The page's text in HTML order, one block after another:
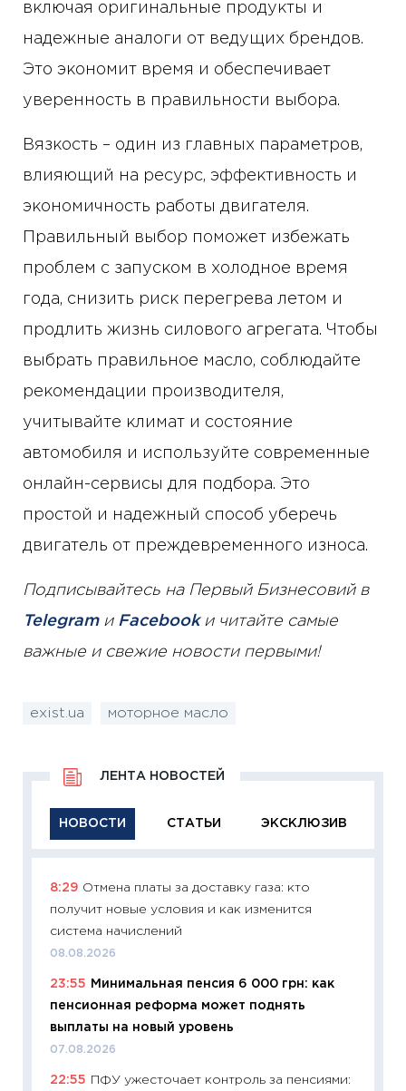
включая оригинальные продукты и
надежные аналоги от ведущих брендов.
Это экономит время и обеспечивает
уверенность в правильности выбора.
Вязкость – один из главных параметров,
влияющий на ресурс, эффективность и
экономичность работы двигателя.
Правильный выбор поможет избежать
проблем с запуском в холодное время
года, снизить риск перегрева летом и
продлить жизнь силового агрегата. Чтобы
выбрать правильное масло, соблюдайте
рекомендации производителя,
учитывайте климат и состояние
автомобиля и используйте современные
онлайн-сервисы для подбора. Это
простой и надежный способ уберечь
двигатель от преждевременного износа.
Подписывайтесь на Первый Бизнесовий в
Telegramи Facebookи читайте самые
важные и свежие новости первыми!
exist.ua моторное масло
НОВОСТИ СТАТЬИ ЭКСКЛЮЗИВ
ЛЕНТА НОВОСТЕЙ
8:29 Отмена платы за доставку газа: кто
получит новые условия и как изменится
система начислений
08.08.2026
23:55
Минимальная пенсия 6 000 грн: как
пенсионная реформа может поднять
выплаты на новый уровень
07.08.2026
22:55 ПФУ ужесточает контроль за пенсиями: